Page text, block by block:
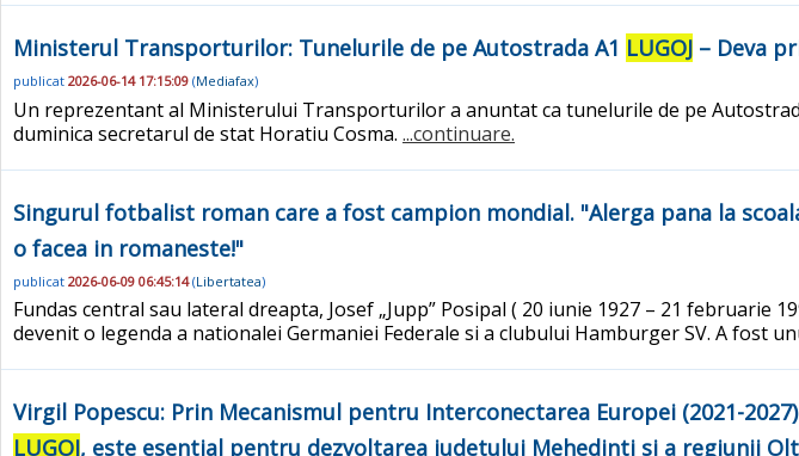
Ministerul Transporturilor: Tunelurile de pe Autostrada A1 LUGOJ – Deva
publicat 2026-06-14 17:15:09 (Mediafax)
Un reprezentant al Ministerului Transporturilor a anuntat ca tunelurile de pe
duminica secretarul de stat Horatiu Cosma. ...continuare.
Singurul fotbalist roman care a fost campion mondial. "Alerga pana la
o facea in romaneste!"
publicat 2026-06-09 06:45:14(Libertatea)
Fundas central sau lateral dreapta, Josef „Jupp” Posipal ( 20 iunie 1927 – 21 februarie
devenit o legenda a nationalei Germaniei Federale si a clubului Hamburger SV. A fost
Virgil Popescu: Prin Mecanismul pentru Interconectarea Europei (2021-
LUGOJ, este esential pentru dezvoltarea judetului Mehedinti si a regiunii